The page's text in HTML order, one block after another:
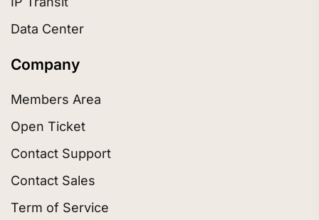
Data Center
Company
Members Area
Open Ticket
Contact Support
Contact Sales
Term of Service